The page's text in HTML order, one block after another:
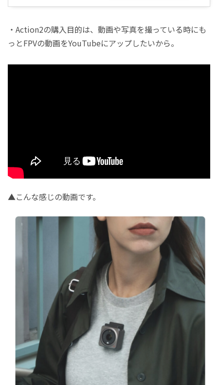
・Action2の購入目的は、動画や写真を撮っている時にも
っとFPVの動画をYouTubeにアップしたいから。
▲こんな感じの動画です。